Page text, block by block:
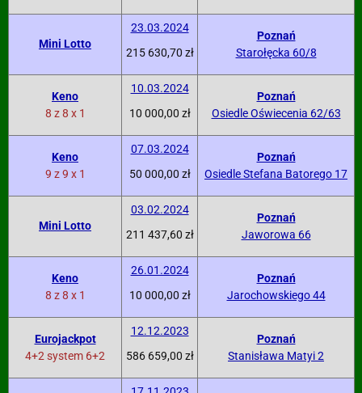
Mini Lotto
23.03.2024
215 630,70 zł
Poznań
Starołęcka 60/8
Keno
8 z 8 x 1
10.03.2024
10 000,00 zł
Poznań
Osiedle Oświecenia 62/63
Keno
9 z 9 x 1
07.03.2024
50 000,00 zł
Poznań
Osiedle Stefana Batorego 17
Mini Lotto
03.02.2024
211 437,60 zł
Poznań
Jaworowa 66
Keno
8 z 8 x 1
26.01.2024
10 000,00 zł
Poznań
Jarochowskiego 44
Eurojackpot
4+2 system 6+2
12.12.2023
586 659,00 zł
Poznań
Stanisława Matyi 2